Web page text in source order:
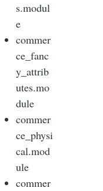
s.modul
e
commer
ce_fanc
y_attrib
utes.mo
dule
commer
ce_physi
cal.mod
ule
commer